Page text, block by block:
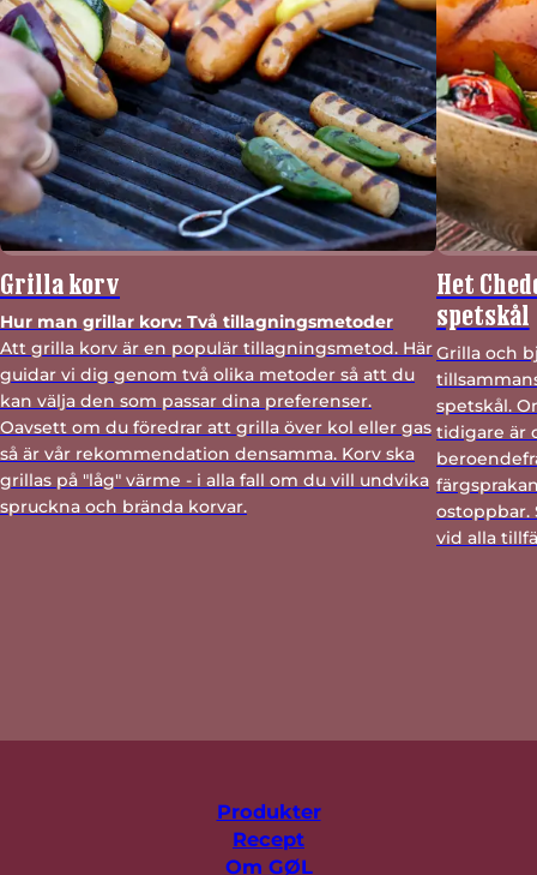
Grilla korv
Hur man grillar korv: Två tillagningsmetoder
Att grilla korv är en populär tillagningsmetod. Här
guidar vi dig genom två olika metoder så att du
kan välja den som passar dina preferenser.
Oavsett om du föredrar att grilla över kol eller gas
så är vår rekommendation densamma. Korv ska
grillas på "låg" värme - i alla fall om du vill undvika
spruckna och brända korvar.
Het
spetskål
Grilla och
spetskål.
tidigare är
ostoppbar.
vid alla
Produkter
Recept
Om GØL